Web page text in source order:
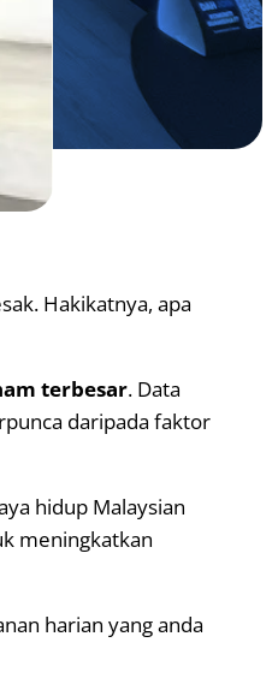
Hakikatnya, apa
terbesar. Data
daripada faktor
hidup Malaysian
meningkatkan
harian yang anda